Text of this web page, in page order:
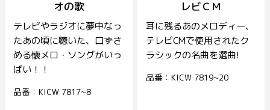
オの歌
テレビやラジオに夢中なっ
たあの頃に聴いた、口ずさ
める懐メロ・ソングがいっ
ぱい！！
品番：KICW 7817~8
レビＣＭ
耳に残るあのメロディー、
テレビCMで使用されたク
ラシックの名曲を選曲!
品番：KICW 7819~20